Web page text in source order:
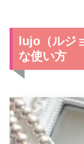
lujo（ルジ
な使い方